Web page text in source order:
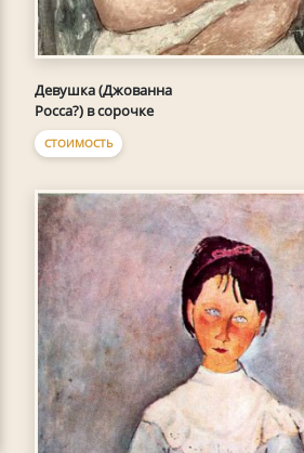
Девушка (Джованна
Росса?) в сорочке
СТОИМОСТЬ